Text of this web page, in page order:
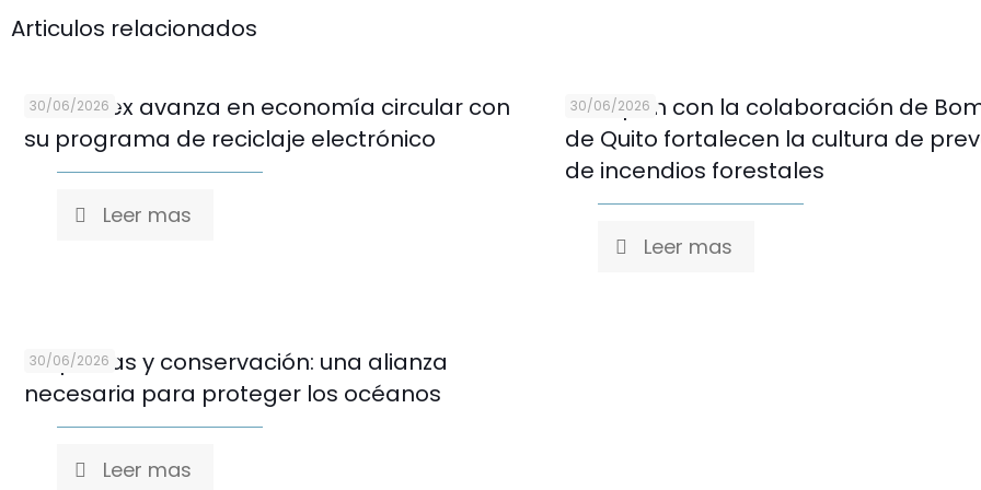
Articulos relacionados
30/06/2026
Marcimex avanza en economía circular con
su programa de reciclaje electrónico
Leer mas
30/06/2026
Novopan con la colaboración de
de Quito fortalecen la cultura de
de incendios forestales
Leer mas
30/06/2026
Empresas y conservación: una alianza
necesaria para proteger los océanos
Leer mas